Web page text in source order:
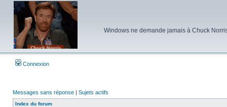
Windows ne demande jamais à Chuck
Connexion
Messages sans réponse | Sujets actifs
Index du forum